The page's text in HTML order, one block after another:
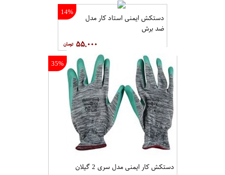
14%
دستکش ایمنی استاد کار مدل
ضد برش
۵۵,۰۰۰
14%
دستکش ایمنی استاد کار مدل
ضد برش
۵۵,۰۰۰
14%
دستکش ایمنی استاد کار مدل
ضد برش
۵۵,۰۰۰